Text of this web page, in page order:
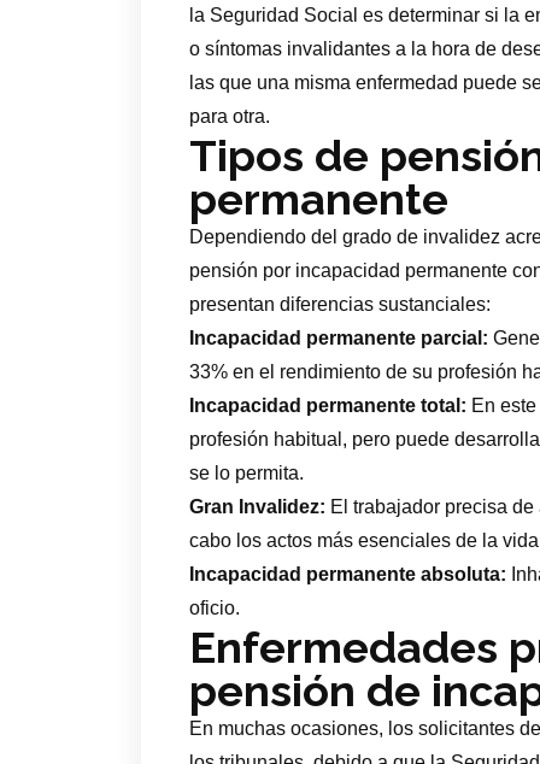
la Seguridad Social es determinar si la
o síntomas invalidantes a la hora de
las que una misma enfermedad puede
para otra.
Tipos de
permanente
Dependiendo del grado de invalidez
pensión por incapacidad permanente
presentan diferencias sustanciales:
Incapacidad permanente parcial:
33% en el rendimiento de su profesión
Incapacidad permanente total: En
profesión habitual, pero puede
se lo permita.
Gran Invalidez: El trabajador precisa
cabo los actos más esenciales de la
Incapacidad permanente absoluta:
oficio.
Enfermedades
pensión de
En muchas ocasiones, los solicitantes